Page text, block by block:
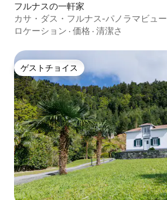
フルナスの一軒家
カサ・ダス・フルナス-パノラマビュー
ロケーション · 価格 · 清潔さ
ゲストチョイス
ゲストチョイス